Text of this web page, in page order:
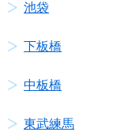
池袋
下板橋
中板橋
東武練馬